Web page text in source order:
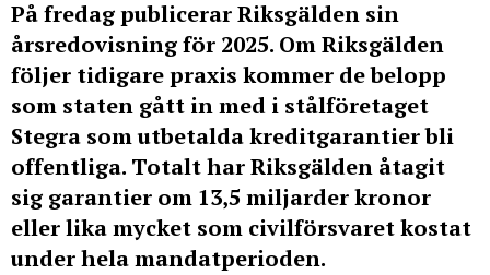
På fredag publicerar Riksgälden sin
årsredovisning för 2025. Om Riksgälden
följer tidigare praxis kommer de belopp
som staten gått in med i stålföretaget
Stegra som utbetalda kreditgarantier bli
offentliga. Totalt har Riksgälden åtagit
sig garantier om 13,5 miljarder kronor
eller lika mycket som civilförsvaret kostat
under hela mandatperioden.